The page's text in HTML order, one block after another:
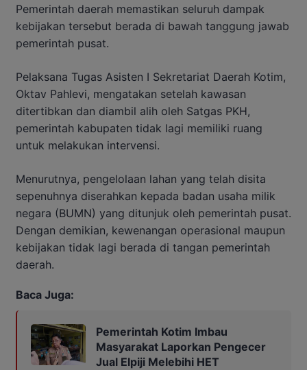
Pemerintah daerah memastikan seluruh dampak
kebijakan tersebut berada di bawah tanggung jawab
pemerintah pusat.
Pelaksana Tugas Asisten I Sekretariat Daerah Kotim,
Oktav Pahlevi, mengatakan setelah kawasan
ditertibkan dan diambil alih oleh Satgas PKH,
pemerintah kabupaten tidak lagi memiliki ruang
untuk melakukan intervensi.
Menurutnya, pengelolaan lahan yang telah disita
sepenuhnya diserahkan kepada badan usaha milik
negara (BUMN) yang ditunjuk oleh pemerintah pusat.
Dengan demikian, kewenangan operasional maupun
kebijakan tidak lagi berada di tangan pemerintah
daerah.
Baca Juga:
Pemerintah Kotim Imbau
Masyarakat Laporkan Pengecer
Jual Elpiji Melebihi HET